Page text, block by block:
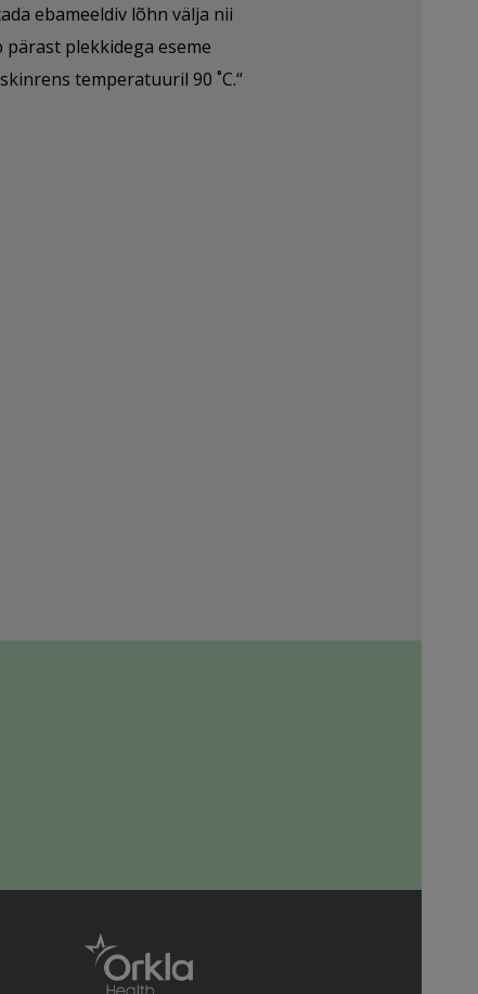
ebameeldiv lõhn välja nii
plekkidega eseme
temperatuuril 90 ˚C.“